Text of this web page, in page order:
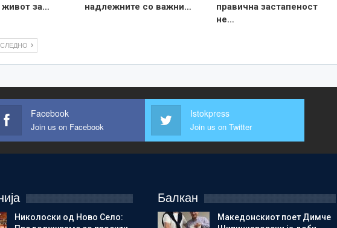
живот за…
надлежните со важни…
правична застапеност
не…
СЛЕДНО
Facebook
Join us on Facebook
Istokpress
Join us on Twitter
Николоски од Ново Село:
Балкан
Македонскиот поет Димче